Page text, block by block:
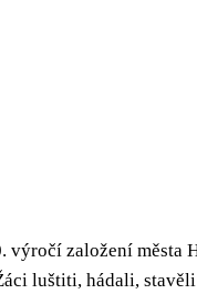
založení
luštiti, hádali,